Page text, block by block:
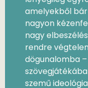
amelyekből
nagyon
nagy
rendre
dögunalomba
szemű